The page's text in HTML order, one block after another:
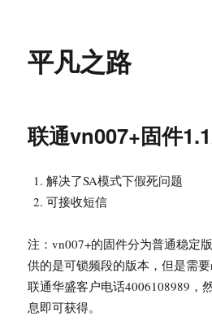
平凡之路
联通vn007+固件
解决了SA模式下假死问题
可接收短信
注：vn007+的固件分为普通稳定
供的是可锁频段的版本，但是需
联通华盛客户电话4006108989，
息即可获得。